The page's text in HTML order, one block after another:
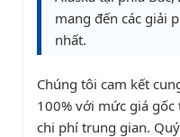
mang đến các giải
nhất.
Chúng tôi cam kết
100% với mức giá
chi phí trung gian.